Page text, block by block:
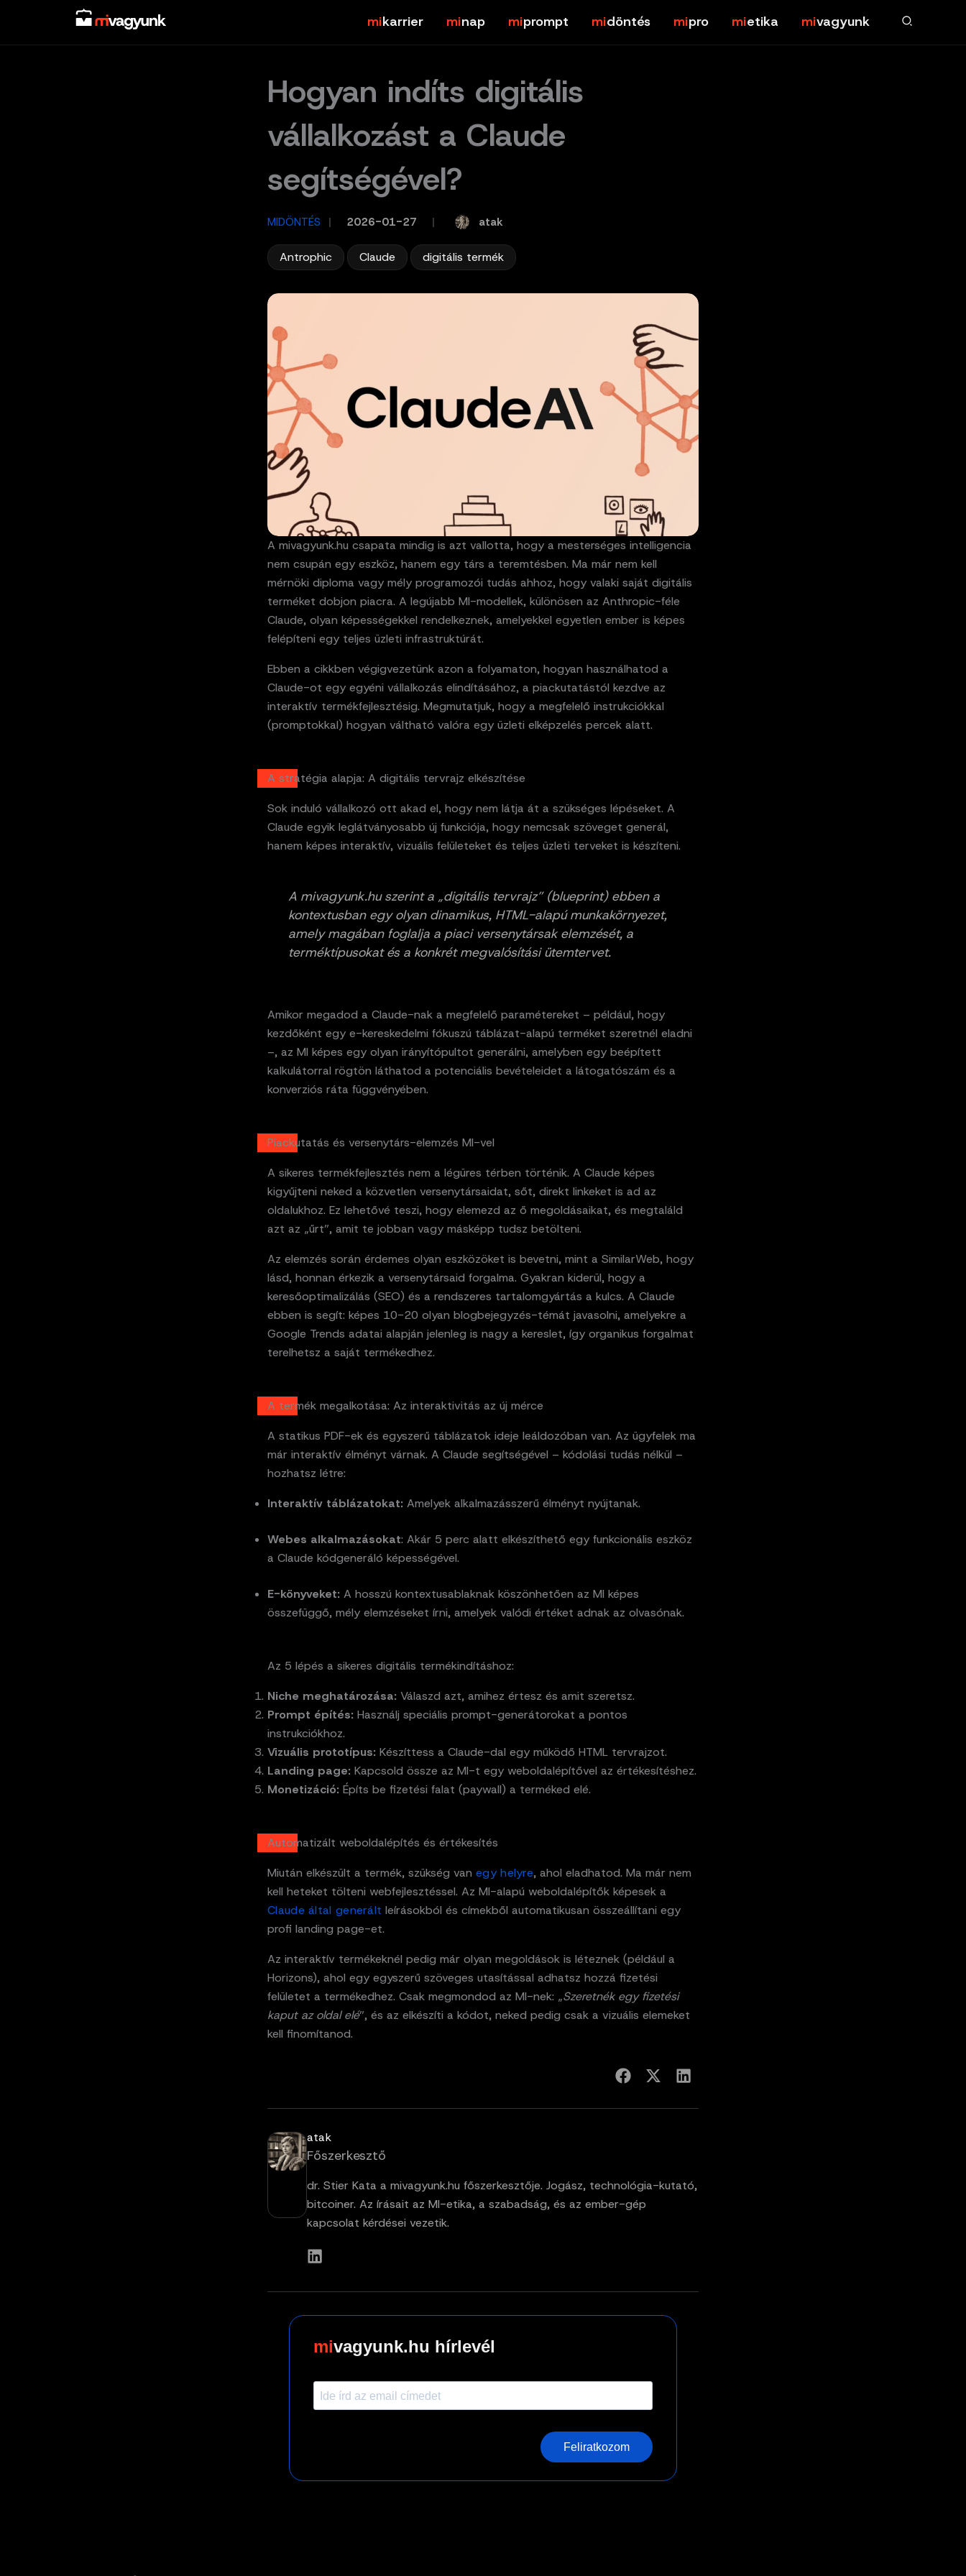
content
karrier nap prompt döntés pro etika vagyunk
Hogyan indíts digitális
vállalkozást a Claude
segítségével?
MIDÖNTÉS 2026-01-27 atak
Antrophic Claude digitális termék
A mivagyunk.hu csapata mindig is azt vallotta, hogy a mesterséges intelligencia
nem csupán egy eszköz, hanem egy társ a teremtésben. Ma már nem kell
mérnöki diploma vagy mély programozói tudás ahhoz, hogy valaki saját digitális
terméket dobjon piacra. A legújabb MI-modellek, különösen az Anthropic-féle
Claude, olyan képességekkel rendelkeznek, amelyekkel egyetlen ember is képes
felépíteni egy teljes üzleti infrastruktúrát.
Ebben a cikkben végigvezetünk azon a folyamaton, hogyan használhatod a
Claude-ot egy egyéni vállalkozás elindításához, a piackutatástól kezdve az
interaktív termékfejlesztésig. Megmutatjuk, hogy a megfelelő instrukciókkal
(promptokkal) hogyan váltható valóra egy üzleti elképzelés percek alatt.
A stratégia alapja: A digitális tervrajz elkészítése
Sok induló vállalkozó ott akad el, hogy nem látja át a szükséges lépéseket. A
Claude egyik leglátványosabb új funkciója, hogy nemcsak szöveget generál,
hanem képes interaktív, vizuális felületeket és teljes üzleti terveket is készíteni.
A mivagyunk.hu szerint a „digitális tervrajz” (blueprint) ebben a
kontextusban egy olyan dinamikus, HTML-alapú munkakörnyezet,
amely magában foglalja a piaci versenytársak elemzését, a
terméktípusokat és a konkrét megvalósítási ütemtervet.
Amikor megadod a Claude-nak a megfelelő paramétereket – például, hogy
kezdőként egy e-kereskedelmi fókuszú táblázat-alapú terméket szeretnél eladni
–, az MI képes egy olyan irányítópultot generálni, amelyben egy beépített
kalkulátorral rögtön láthatod a potenciális bevételeidet a látogatószám és a
konverziós ráta függvényében.
Piackutatás és versenytárs-elemzés MI-vel
A sikeres termékfejlesztés nem a légüres térben történik. A Claude képes
kigyűjteni neked a közvetlen versenytársaidat, sőt, direkt linkeket is ad az
oldalukhoz. Ez lehetővé teszi, hogy elemezd az ő megoldásaikat, és megtaláld
azt az „űrt”, amit te jobban vagy másképp tudsz betölteni.
Az elemzés során érdemes olyan eszközöket is bevetni, mint a SimilarWeb, hogy
lásd, honnan érkezik a versenytársaid forgalma. Gyakran kiderül, hogy a
keresőoptimalizálás (SEO) és a rendszeres tartalomgyártás a kulcs. A Claude
ebben is segít: képes 10-20 olyan blogbejegyzés-témát javasolni, amelyekre a
Google Trends adatai alapján jelenleg is nagy a kereslet, így organikus forgalmat
terelhetsz a saját termékedhez.
A termék megalkotása: Az interaktivitás az új mérce
A statikus PDF-ek és egyszerű táblázatok ideje leáldozóban van. Az ügyfelek ma
már interaktív élményt várnak. A Claude segítségével – kódolási tudás nélkül –
hozhatsz létre:
Interaktív táblázatokat: Amelyek alkalmazásszerű élményt nyújtanak.
Webes alkalmazásokat: Akár 5 perc alatt elkészíthető egy funkcionális eszköz
a Claude kódgeneráló képességével.
E-könyveket: A hosszú kontextusablaknak köszönhetően az MI képes
összefüggő, mély elemzéseket írni, amelyek valódi értéket adnak az olvasónak.
Az 5 lépés a sikeres digitális termékindításhoz:
Niche meghatározása: Válaszd azt, amihez értesz és amit szeretsz.
Prompt építés: Használj speciális prompt-generátorokat a pontos
instrukciókhoz.
Vizuális prototípus: Készíttess a Claude-dal egy működő HTML tervrajzot.
Landing page: Kapcsold össze az MI-t egy weboldalépítővel az értékesítéshez.
Monetizáció: Építs be fizetési falat (paywall) a terméked elé.
Automatizált weboldalépítés és értékesítés
Miután elkészült a termék, szükség van egy helyre, ahol eladhatod. Ma már nem
kell heteket tölteni webfejlesztéssel. Az MI-alapú weboldalépítők képesek a
Claude által generált leírásokból és címekből automatikusan összeállítani egy
profi landing page-et.
Az interaktív termékeknél pedig már olyan megoldások is léteznek (például a
Horizons), ahol egy egyszerű szöveges utasítással adhatsz hozzá fizetési
felületet a termékedhez. Csak megmondod az MI-nek: „Szeretnék egy fizetési
kaput az oldal elé”, és az elkészíti a kódot, neked pedig csak a vizuális elemeket
kell finomítanod.
atak
Főszerkesztő
dr. Stier Kata a mivagyunk.hu főszerkesztője. Jogász, technológia-kutató,
bitcoiner. Az írásait az MI-etika, a szabadság, és az ember-gép
kapcsolat kérdései vezetik.
vagyunk.hu hírlevél
Feliratkozom